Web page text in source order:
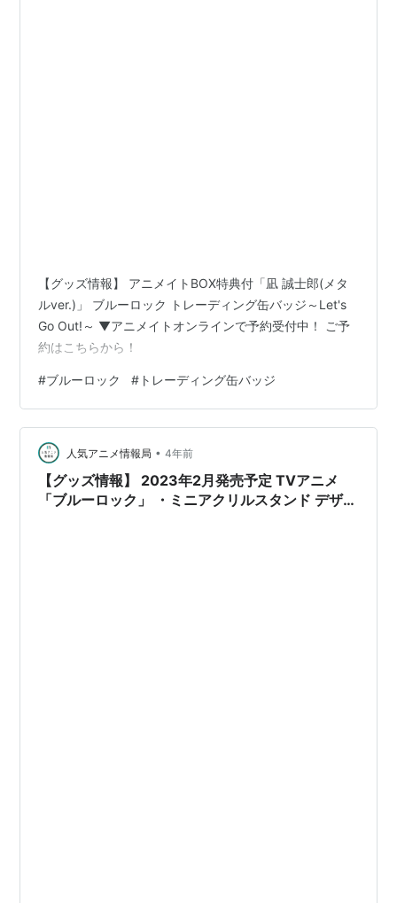
【グッズ情報】 アニメイトBOX特典付「凪 誠士郎(メタ
ルver.)」 ブルーロック トレーディング缶バッジ～Let's
Go Out!～ ▼アニメイトオンラインで予約受付中！ ご予
約はこちらから！
#ブルーロック # トレーディング缶バッジ
人気アニメ情報局 • 4年前
【グッズ情報】 2023年2月発売予定 TVアニメ
「ブルーロック」 ・ミニアクリルスタンド デザイ